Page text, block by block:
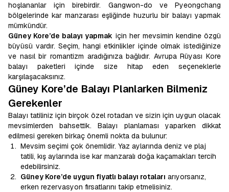
hoşlananlar için birebirdir. Gangwon-do ve Pyeongchang
bölgelerinde kar manzarası eşliğinde huzurlu bir balayı yapmak
mümkündür.
Güney Kore’de balayı yapmak için her mevsimin kendine özgü
büyüsü vardır. Seçim, hangi etkinlikler içinde olmak istediğinize
ve nasıl bir romantizm aradığınıza bağlıdır. Avrupa Rüyası Kore
balayı paketleri içinde size hitap eden seçeneklerle
karşılaşacaksınız.
Güney Kore’de Balayı Planlarken Bilmeniz
Gerekenler
Balayı tatiliniz için birçok özel rotadan ve sizin için uygun olacak
mevsimlerden bahsettik. Balayı planlaması yaparken dikkat
edilmesi gereken birkaç önemli nokta da bulunur:
Mevsim seçimi çok önemlidir. Yaz aylarında deniz ve plaj
tatili, kış aylarında ise kar manzaralı doğa kaçamakları tercih
edebilirsiniz.
Güney Kore’de uygun fiyatlı balayı rotaları arıyorsanız,
erken rezervasyon fırsatlarını takip etmelisiniz.